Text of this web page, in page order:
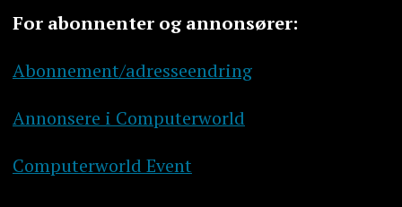
For abonnenter og annonsører:
Abonnement/adresseendring
Annonsere i Computerworld
Computerworld Event